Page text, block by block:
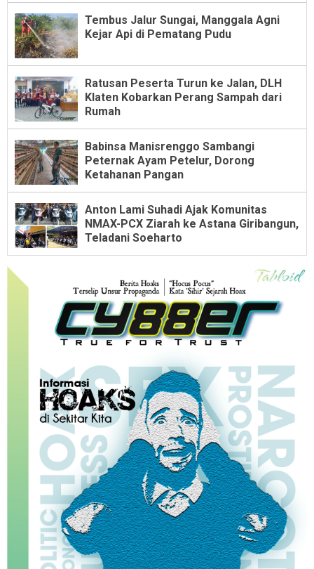
Tembus Jalur Sungai, Manggala Agni
Kejar Api di Pematang Pudu
Ratusan Peserta Turun ke Jalan, DLH
Klaten Kobarkan Perang Sampah dari
Rumah
Babinsa Manisrenggo Sambangi
Peternak Ayam Petelur, Dorong
Ketahanan Pangan
Anton Lami Suhadi Ajak Komunitas
NMAX-PCX Ziarah ke Astana Giribangun,
Teladani Soeharto